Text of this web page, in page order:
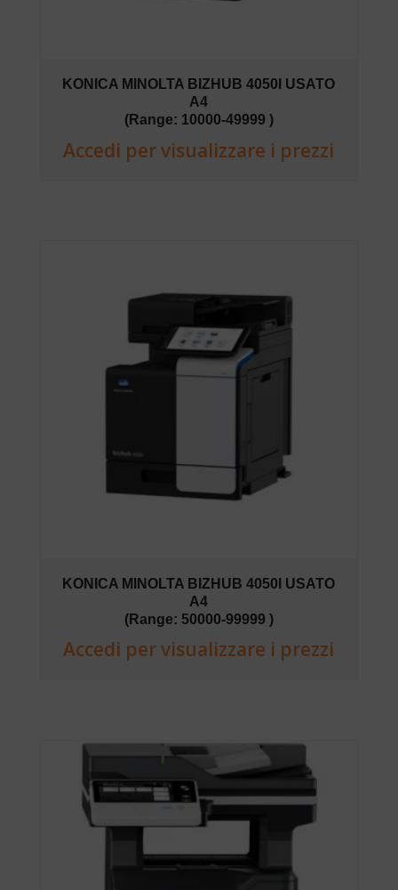
KONICA MINOLTA BIZHUB 4050I USATO
A4
(Range: 10000-49999 )
Accedi per visualizzare i prezzi
KONICA MINOLTA BIZHUB 4050I USATO
A4
(Range: 50000-99999 )
Accedi per visualizzare i prezzi